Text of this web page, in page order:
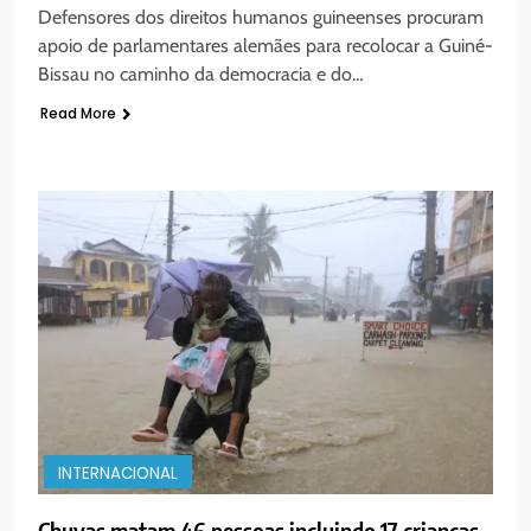
Defensores dos direitos humanos guineenses procuram
apoio de parlamentares alemães para recolocar a Guiné-
Bissau no caminho da democracia e do…
Read More
INTERNACIONAL